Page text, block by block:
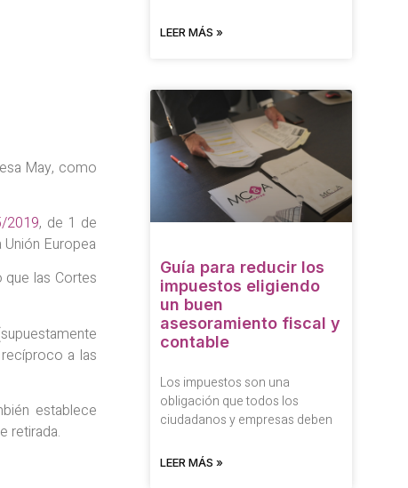
May, como
2019, de 1 de
Europea
las Cortes
a las
establece
retirada.
LEER MÁS »
Guía para reducir los
impuestos eligiendo
un buen
asesoramiento fiscal y
contable
Los impuestos son una
obligación que todos los
ciudadanos y empresas deben
LEER MÁS »